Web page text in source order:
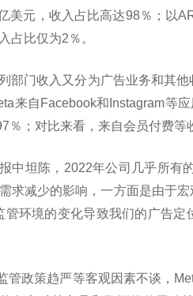
美元，收入占比高达98％；以
占比仅为2％。
部门收入又分为广告业务和其
来自Facebook和Instagram等
％；对比来看，来自会员付费等
中坦陈，2022年公司几乎所有
求减少的影响，一方面是由于
管环境的变化导致我们的广告
管政策趋严等客观因素不谈，